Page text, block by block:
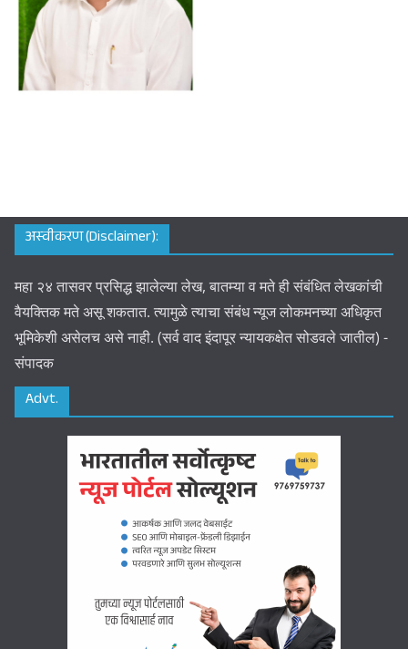
अस्वीकरण (Disclaimer):
महा २४ तासवर प्रसिद्ध झालेल्या लेख, बातम्या व मते ही संबंधित लेखकांची
वैयक्तिक मते असू शकतात. त्यामुळे त्याचा संबंध न्यूज लोकमनच्या अधिकृत
भूमिकेशी असेलच असे नाही. (सर्व वाद इंदापूर न्यायकक्षेत सोडवले जातील) -
संपादक
Advt.